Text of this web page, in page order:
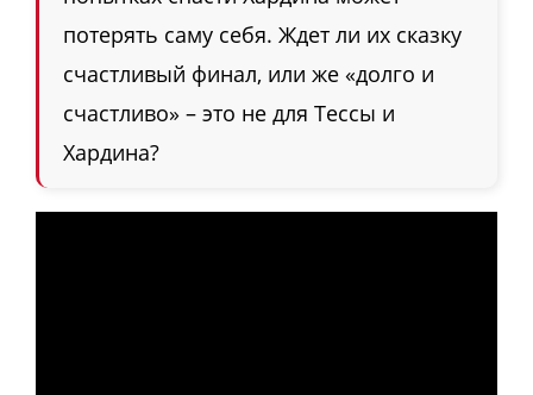
потерять саму себя. Ждет ли их сказку
счастливый финал, или же «долго и
счастливо» – это не для Тессы и
Хардина?